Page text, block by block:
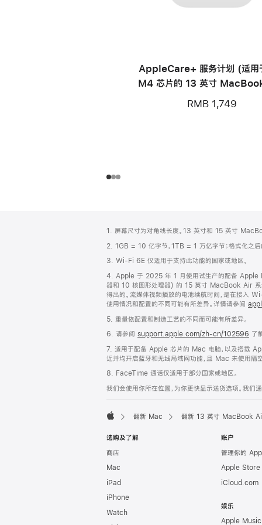
AppleCare+ 服务计划 (适用
M4 芯片的 13 英寸
RMB 1,749
页
脚
注
1. 屏幕尺寸为对角线长度。13 英寸和 15 英寸
2. 1GB = 10 亿字节，1TB = 1 万亿字节；格式化之后
3. Wi-Fi 6E 仅适用于支持此功能的国家或地区。
4. Apple 于 2025 年 1 月使用试生产的配备 Apple
器和 10 核图形处理器) 的 15 英寸 MacBook Air 系
得出的。流媒体视频播放的电池续航时间，是在接入
使用情况和配置的不同可能有所差异。详情请参阅
5. 重量依配置和制造工艺的不同而可能有所差异。
6. 请参阅 support.apple.com/zh-cn/102596 了
7. 适用于配备 Apple 芯片的 Mac 电脑，以及搭载
近并均开启蓝牙和无线局域网功能，且 Mac 未使用
8. FaceTime 通话仅适用于部分国家或地区。
我们会使用你所在位置，为你更快显示送货选项。我
翻新 Mac 翻新 13 英寸 MacBook
选购及了解
商店
Mac
iPad
iPhone
Watch
账户
管理你的
Apple Store
iCloud.com
娱乐
Apple Music